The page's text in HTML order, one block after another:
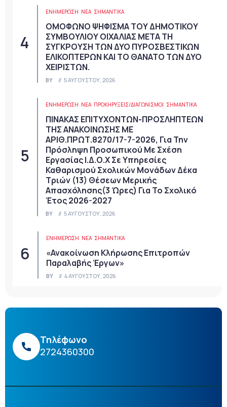
ΕΝΗΜΕΡΩΣΗ ΝΈΑ ΣΗΜΑΝΤΙΚΆ
ΟΜΟΦΩΝΟ ΨΗΦΙΣΜΑ ΤΟΥ ΔΗΜΟΤΙΚΟΥ
ΣΥΜΒΟΥΛΙΟΥ ΟΙΧΑΛΙΑΣ ΜΕΤΑ ΤΗ
ΣΥΓΚΡΟΥΣΗ ΤΩΝ ΔΥΟ ΠΥΡΟΣΒΕΣΤΙΚΩΝ
ΕΛΙΚΟΠΤΕΡΩΝ ΚΑΙ ΤΟ ΘΑΝΑΤΟ ΤΩΝ ΔΥΟ
ΧΕΙΡΙΣΤΩΝ.
BY 5 ΑΥΓΟΎΣΤΟΥ, 2026
ΕΝΗΜΕΡΩΣΗ ΝΈΑ ΠΡΟΚΗΡΎΞΕΙΣ/ΔΙΑΓΩΝΙΣΜΟΊ ΣΗΜΑΝΤΙΚΆ
ΠΙΝΑΚΑΣ ΕΠΙΤΥΧΟΝΤΩΝ-ΠΡΟΣΛΗΠΤΕΩΝ
ΤΗΣ ΑΝΑΚΟΙΝΩΣΗΣ ΜΕ
ΑΡΙΘ.ΠΡΩΤ.8270/17-7-2026, Για Την
Πρόσληψη Προσωπικού Με Σχέση
Εργασίας Ι.Δ.Ο.Χ Σε Υπηρεσίες
Καθαρισμού Σχολικών Μονάδων Δέκα
Τριών (13) Θέσεων Μερικής
Απασχόλησης(3 Ώρες) Για Το Σχολικό
Έτος 2026-2027
BY 5 ΑΥΓΟΎΣΤΟΥ, 2026
ΕΝΗΜΕΡΩΣΗ ΝΈΑ ΣΗΜΑΝΤΙΚΆ
«Ανακοίνωση Κλήρωσης Επιτροπών
Παραλαβής Έργων»
BY 4 ΑΥΓΟΎΣΤΟΥ, 2026
Τηλέφωνο
2724360300